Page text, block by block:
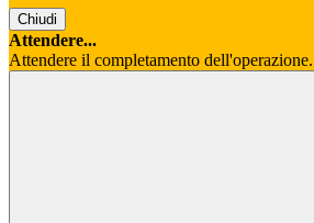
Chiudi
Attendere...
Attendere il completamento